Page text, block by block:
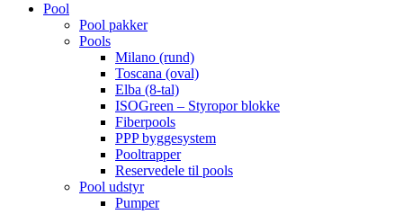
Pool
Pool pakker
Pools
Milano (rund)
Toscana (oval)
Elba (8-tal)
ISOGreen – Styropor blokke
Fiberpools
PPP byggesystem
Pooltrapper
Reservedele til pools
Pool udstyr
Pumper